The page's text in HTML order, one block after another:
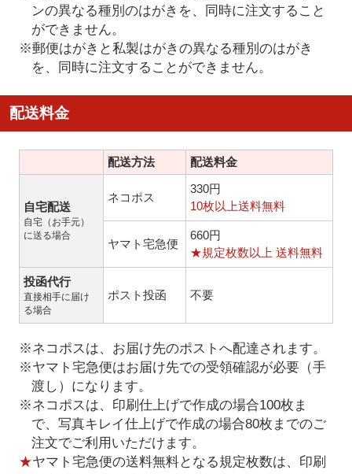
ンの異なる種別のはがきを、同時に注文すること
ができません。
※郵便はがきと私製はがきの異なる種別のはがき
を、同時に注文することができません。
配送料金
配送方法 配送料金
自宅配送
自宅（お手元）
に送る場合
ネコポス
330円
10枚以上送料無料
ヤマト宅急便
660円
★規定枚数以上 送料無料
投函代行
直接相手に届け
る場合
ポスト投函 不要
※ネコポスは、お届け先のポストへ配達されます。
※ヤマト宅急便はお届け先での受領確認が必要（手
渡し）になります。
※ネコポスは、印刷仕上げで作成の場合100枚ま
で、写真キレイ仕上げで作成の場合80枚までのご
注文でご利用いただけます。
★ヤマト宅急便の送料無料となる規定枚数は、印刷